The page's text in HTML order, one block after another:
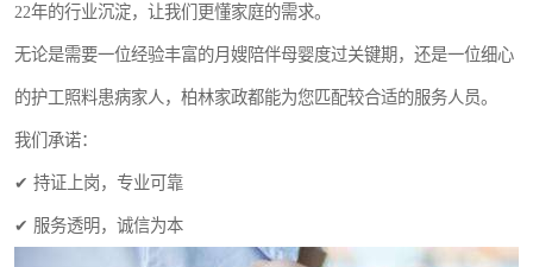
22年的行业沉淀，让我们更懂家庭的需求。
无论是需要一位经验丰富的月嫂陪伴母婴度过关键期，还是一位细心
的护工照料患病家人，柏林家政都能为您匹配较合适的服务人员。
我们承诺：
✔ 持证上岗，专业可靠
✔ 服务透明，诚信为本